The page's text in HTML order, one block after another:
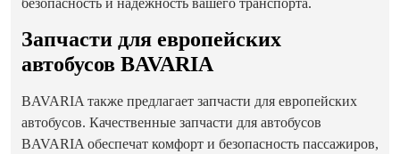
безопасность и надежность вашего транспорта.
Запчасти для европейских
автобусов BAVARIA
BAVARIA также предлагает запчасти для европейских
автобусов. Качественные запчасти для автобусов
BAVARIA обеспечат комфорт и безопасность пассажиров,